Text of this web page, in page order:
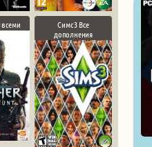
всеми
Симс 3 Все
дополнения